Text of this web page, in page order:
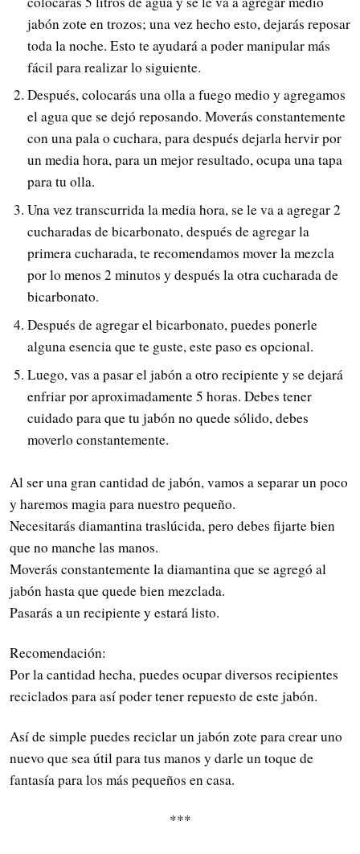
jabón zote en trozos; una vez hecho esto, dejarás reposar
toda la noche. Esto te ayudará a poder manipular más
fácil para realizar lo siguiente.
Después, colocarás una olla a fuego medio y agregamos
el agua que se dejó reposando. Moverás constantemente
con una pala o cuchara, para después dejarla hervir por
un media hora, para un mejor resultado, ocupa una tapa
para tu olla.
Una vez transcurrida la media hora, se le va a agregar 2
cucharadas de bicarbonato, después de agregar la
primera cucharada, te recomendamos mover la mezcla
por lo menos 2 minutos y después la otra cucharada de
bicarbonato.
Después de agregar el bicarbonato, puedes ponerle
alguna esencia que te guste, este paso es opcional.
Luego, vas a pasar el jabón a otro recipiente y se dejará
enfriar por aproximadamente 5 horas. Debes tener
cuidado para que tu jabón no quede sólido, debes
moverlo constantemente.
Al ser una gran cantidad de jabón, vamos a separar un poco
y haremos magia para nuestro pequeño.
Necesitarás diamantina traslúcida, pero debes fijarte bien
que no manche las manos.
Moverás constantemente la diamantina que se agregó al
jabón hasta que quede bien mezclada.
Pasarás a un recipiente y estará listo.
Recomendación:
Por la cantidad hecha, puedes ocupar diversos recipientes
reciclados para así poder tener repuesto de este jabón.
Así de simple puedes reciclar un jabón zote para crear uno
nuevo que sea útil para tus manos y darle un toque de
fantasía para los más pequeños en casa.
***